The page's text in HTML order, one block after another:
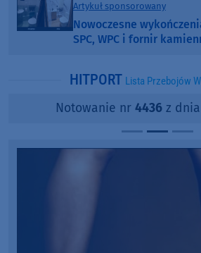
Artykuł sponsorowany
Nowoczesne
SPC, WPC i fornir
HITPORT Lista Przebojów
Notowanie nr 4436 z dnia